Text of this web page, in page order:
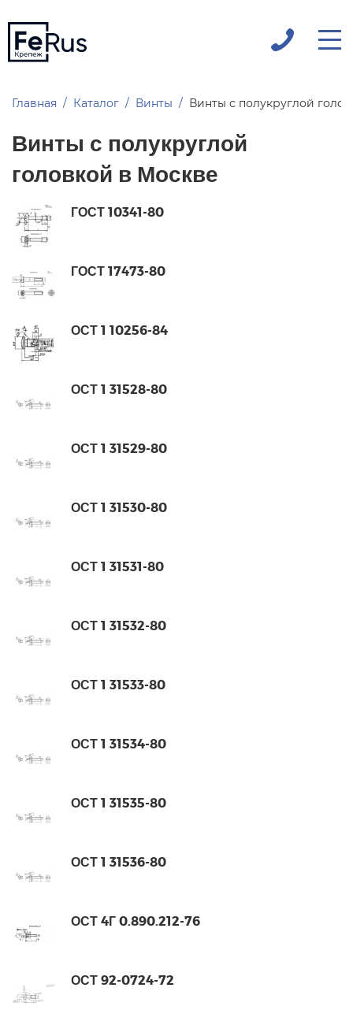
Главная Каталог Винты Винты с полукруглой
Винты с полукруглой
головкой в Москве
ГОСТ 10341-80
ГОСТ 17473-80
ОСТ 1 10256-84
ОСТ 1 31528-80
ОСТ 1 31529-80
ОСТ 1 31530-80
ОСТ 1 31531-80
ОСТ 1 31532-80
ОСТ 1 31533-80
ОСТ 1 31534-80
ОСТ 1 31535-80
ОСТ 1 31536-80
ОСТ 4Г 0.890.212-76
ОСТ 92-0724-72